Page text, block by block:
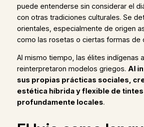
puede entenderse sin considerar el
con otras tradiciones culturales. Se
orientales, especialmente de origen
como las rosetas o ciertas formas de
Al mismo tiempo, las élites indígenas
reinterpretaron modelos griegos. Al
sus propias prácticas sociales,
estética híbrida y flexible de tintes
profundamente locales.